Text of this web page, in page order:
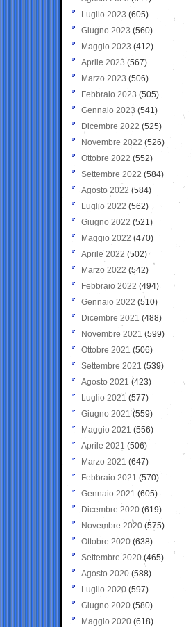
Luglio 2023 (605)
Giugno 2023 (560)
Maggio 2023 (412)
Aprile 2023 (567)
Marzo 2023 (506)
Febbraio 2023 (505)
Gennaio 2023 (541)
Dicembre 2022 (525)
Novembre 2022 (526)
Ottobre 2022 (552)
Settembre 2022 (584)
Agosto 2022 (584)
Luglio 2022 (562)
Giugno 2022 (521)
Maggio 2022 (470)
Aprile 2022 (502)
Marzo 2022 (542)
Febbraio 2022 (494)
Gennaio 2022 (510)
Dicembre 2021 (488)
Novembre 2021 (599)
Ottobre 2021 (506)
Settembre 2021 (539)
Agosto 2021 (423)
Luglio 2021 (577)
Giugno 2021(559)
Maggio 2021 (556)
Aprile 2021 (506)
Marzo 2021 (647)
Febbraio 2021 (570)
Gennaio 2021 (605)
Dicembre 2020 (619)
Novembre 2020 (575)
Ottobre 2020 (638)
Settembre 2020(465)
Agosto 2020 (588)
Luglio 2020 (597)
Giugno 2020 (580)
Maggio 2020 (618)